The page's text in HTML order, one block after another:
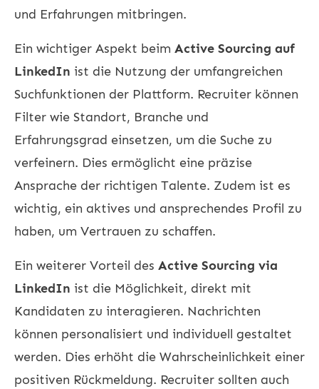
und Erfahrungen mitbringen.
Ein wichtiger Aspekt beim Active Sourcing auf
LinkedIn ist die Nutzung der umfangreichen
Suchfunktionen der Plattform. Recruiter können
Filter wie Standort, Branche und
Erfahrungsgrad einsetzen, um die Suche zu
verfeinern. Dies ermöglicht eine präzise
Ansprache der richtigen Talente. Zudem ist es
wichtig, ein aktives und ansprechendes Profil zu
haben, um Vertrauen zu schaffen.
Ein weiterer Vorteil des Active Sourcing via
LinkedIn ist die Möglichkeit, direkt mit
Kandidaten zu interagieren. Nachrichten
können personalisiert und individuell gestaltet
werden. Dies erhöht die Wahrscheinlichkeit einer
positiven Rückmeldung. Recruiter sollten auch